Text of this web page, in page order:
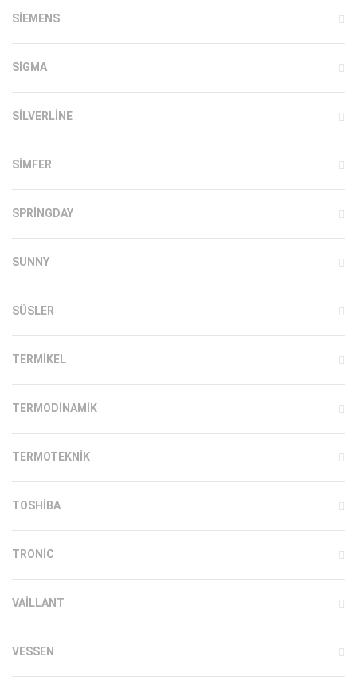
SIEMENS
SIGMA
SILVERLINE
SIMFER
SPRINGDAY
SUNNY
SÜSLER
TERMIKEL
TERMODINAMIK
TERMOTEKNIK
TOSHIBA
TRONIC
VAILLANT
VESSEN